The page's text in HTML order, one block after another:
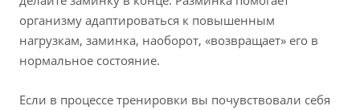
организму адаптироваться к повышенным
нагрузкам, заминка, наоборот, «возвращает» его в
нормальное состояние.
Если в процессе тренировки вы почувствовали себя